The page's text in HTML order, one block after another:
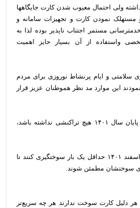
داشته ولی احتمال معیوب شدن کارت جایگاهها
مستهلک نمودن کارت و تجهیزات سامانه و
مستمر اجتناب ناپذیر بوده لذا به
واستفاده از آن بسیار حایز اهمیت
سلامتی و ایام پرنشاط نوروزی برای مردم
این موارد مد نظر هموطنان عزیز قرار
خودرو‌های شخصی که تا پایان سال ۱۴۰۱ هیچ تراکنشی نداشته باشد،
خواهد شد.
مالکان خودرو‌ها تا پایان اسفند ۱۴۰۱ حداقل یک بار سوختگیری کنند تا
سوختشان مطمئن شوند.
هر دلیل کارت سوخت ندارند هر چه سریع‌تر